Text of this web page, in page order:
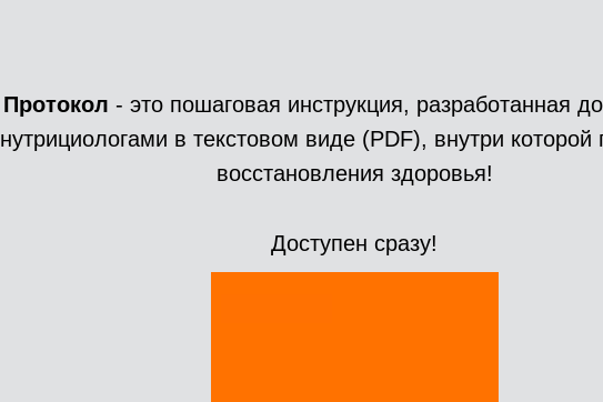
Протокол - это пошаговая инструкция, разработанная
нутрициологами в текстовом виде (PDF), внутри которой
восстановления здоровья!
Доступен сразу!